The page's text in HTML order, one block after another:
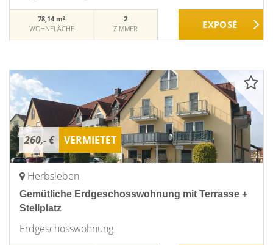
78,14 m²
WOHNFLÄCHE
2
ZIMMER
260,- € VERMIETET
Herbsleben
Gemütliche Erdgeschosswohnung mit Terrasse +
Stellplatz
Erdgeschosswohnung